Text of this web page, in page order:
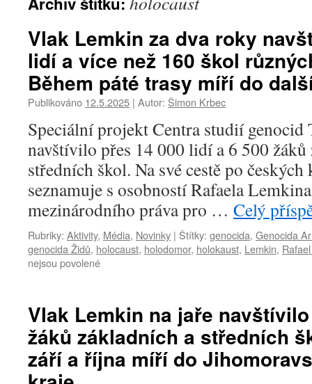
Vlak Lemkin za dva roky
lidí a více než 160 škol
Během páté trasy míří do
Publikováno 12.5.2025 | Autor: Šimon Krbec
Speciální projekt Centra studií genocid
navštívilo přes 14 000 lidí a 6 500 žáků
středních škol. Na své cestě po
seznamuje s osobností Rafaela
mezinárodního práva pro … Celý
Rubriky: Aktivity, Média, Novinky | Štítky: genocida, Genocida
genocida Židů, holocaust, holodomor, holokaust, Lemkin,
nejsou povolené
názvem
Vlak
Lemkin
za
dva
roky
Vlak Lemkin na jaře
žáků základních a středních
září a října míří do